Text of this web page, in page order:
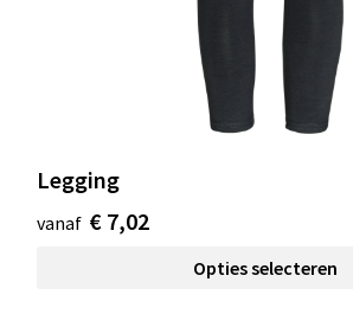
Legging
vanaf € 7,02
Opties selecteren